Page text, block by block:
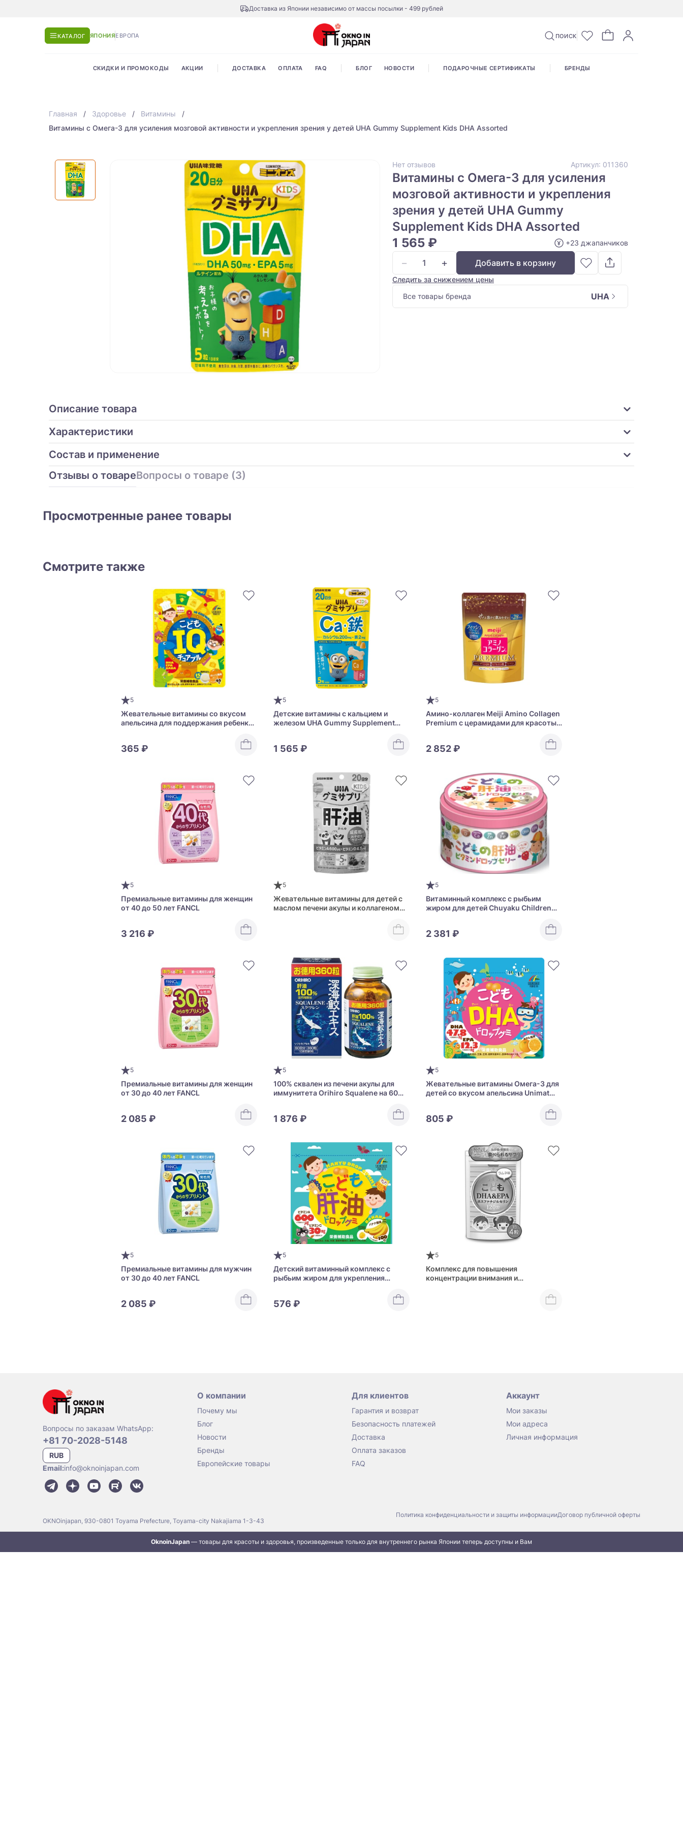
Доставка из Японии независимо от массы посылки - 499 рублей
КАТАЛОГ ЯПОНИЯЕВРОПА ПОИСК
СКИДКИ И ПРОМОКОДЫ АКЦИИ ДОСТАВКА ОПЛАТА FAQ БЛОГ НОВОСТИ ПОДАРОЧНЫЕ СЕРТИФИКАТЫ БРЕНДЫ
Главная Здоровье
Витамины
Витамины с Омега-3 для усиления мозговой активности и укрепления зрения у детей UHA Gummy Supplement Kids DHA Assorted
Нет отзывов Артикул: 011360
Витамины с Омега-3 для усиления
мозговой активности и укрепления
зрения у детей UHA Gummy
Supplement Kids DHA Assorted
1 565 ₽
+23 джапанчиков
− + Добавить в корзину
Следить за снижением цены
Все товары бренда
UHA
Описание товара
Характеристики
Состав и применение
Отзывы о товареВопросы о товаре (3)
Просмотренные ранее товары
Смотрите также
5
Жевательные витамины со вкусом
апельсина для поддержания ребенка
365 ₽
5
Детские витамины с кальцием и
железом UHA Gummy Supplement
1 565 ₽
5
Амино-коллаген Meiji Amino Collagen
Premium с церамидами для красоты
2 852 ₽
5
Премиальные витамины для женщин
от 40 до 50 лет FANCL
3 216 ₽
5
Жевательные витамины для детей с
маслом печени акулы и коллагеном
5
Витаминный комплекс с рыбьим
жиром для детей Chuyaku Children
2 381 ₽
5
Премиальные витамины для женщин
от 30 до 40 лет FANCL
2 085 ₽
5
100% сквален из печени акулы для
иммунитета Orihiro Squalene на 60
1 876 ₽
5
Жевательные витамины Омега-3 для
детей со вкусом апельсина Unimat
805 ₽
5
Премиальные витамины для мужчин
от 30 до 40 лет FANCL
2 085 ₽
5
Детский витаминный комплекс с
рыбьим жиром для укрепления
576 ₽
5
Комплекс для повышения
концентрации внимания и
Вопросы по заказам WhatsApp:
+81 70-2028-5148
RUB
Email:info@oknoinjapan.com
О компании
Почему мы
Блог
Новости
Бренды
Европейские товары
Для клиентов
Гарантия и возврат
Безопасность платежей
Доставка
Оплата заказов
FAQ
Аккаунт
Мои заказы
Мои адреса
Личная информация
OKNOinjapan, 930-0801 Toyama Prefecture, Toyama-city Nakajiama 1-3-43
Политика конфиденциальности и защиты информацииДоговор публичной оферты
OknoinJapan — товары для красоты и здоровья, произведенные только для внутреннего рынка Японии теперь доступны и Вам